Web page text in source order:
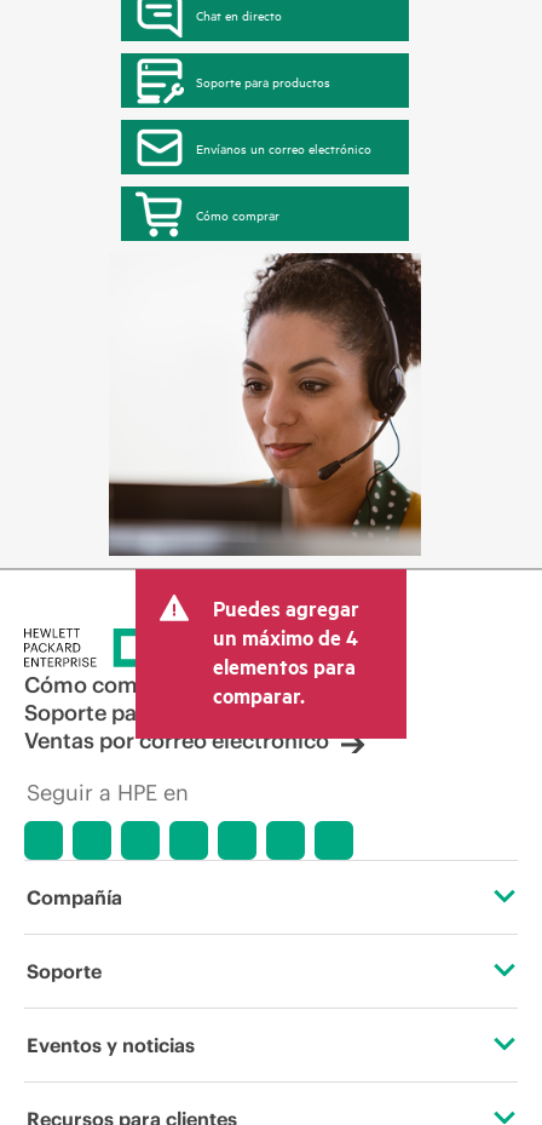
Chat en directo
Soporte para productos
Envíanos un correo electrónico
Cómo comprar
Puedes agregar
un máximo de 4
elementos para
comparar.
Cómo comprar
Soporte para productos
Ventas por correo electrónico
Seguir a HPE en
Compañía
Acerca de HPE
Soporte
Servicios de soporte operativo
Eventos y noticias
Eventos
Recursos para clientes